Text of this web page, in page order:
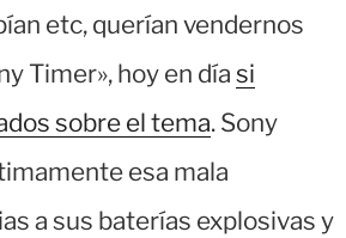
etc, querían vendernos
Timer», hoy en día si
sobre el tema. Sony
esa mala
a sus baterías explosivas y